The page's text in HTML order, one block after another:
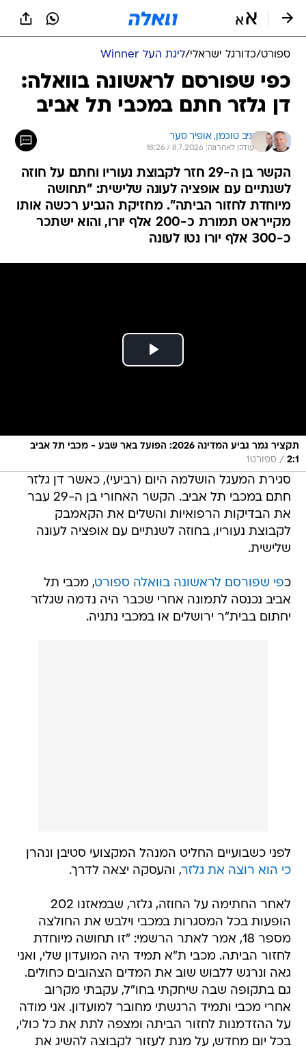
ספורט/כדורגל ישראלי/ליגת העל Winner
כפי שפורסם לראשונה בוואלה:
דן גלזר חתם במכבי תל אביב
יניב טוכמן, אופיר סער
עודכן לאחרונה: 8.7.2026 / 18:26
הקשר בן ה-29 חזר לקבוצת נעוריו וחתם על חוזה
לשנתיים עם אופציה לעונה שלישית: "תחושה
מיוחדת לחזור הביתה". מחזיקת הגביע רכשה אותו
מקייראט תמורת כ-200 אלף יורו, והוא ישתכר
כ-300 אלף יורו נטו לעונה
תקציר גמר גביע המדינה 2026: הפועל באר שבע - מכבי תל אביב
2:1
/ ספורט1
סגירת המעגל הושלמה היום (רביעי), כאשר דן גלזר
חתם במכבי תל אביב. הקשר האחורי בן ה-29 עבר
את הבדיקות הרפואיות והשלים את הקאמבק
לקבוצת נעוריו, בחוזה לשנתיים עם אופציה לעונה
שלישית.
כפי שפורסם לראשונה בוואלה ספורט, מכבי תל
אביב נכנסה לתמונה אחרי שכבר היה נדמה שגלזר
יחתום בבית"ר ירושלים או במכבי נתניה.
לפני כשבועיים החליט המנהל המקצועי סטיבן ונהרן
כי הוא רוצה את גלזר, והעסקה יצאה לדרך.
לאחר החתימה על החוזה, גלזר, שבמאזנו 202
הופעות בכל המסגרות במכבי וילבש את החולצה
מספר 18, אמר לאתר הרשמי: "זו תחושה מיוחדת
לחזור הביתה. מכבי ת"א תמיד היה המועדון שלי, ואני
גאה ונרגש ללבוש שוב את המדים הצהובים כחולים.
גם בתקופה שבה שיחקתי בחו"ל, עקבתי מקרוב
אחרי מכבי ותמיד הרגשתי מחובר למועדון. אני מודה
על ההזדמנות לחזור הביתה ומצפה לתת את כל כולי,
בכל יום מחדש, על מנת לעזור לקבוצה להשיג את